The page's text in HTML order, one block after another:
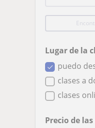
Lugar de la
puedo
clases a
clases
Precio de